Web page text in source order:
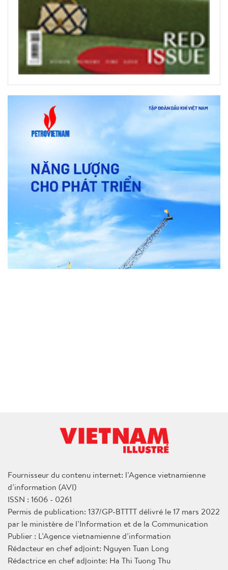
Fournisseur du contenu internet: l’Agence vietnamienne
d’information (AVI)
ISSN : 1606 - 0261
Permis de publication: 137/GP-BTTTT délivré le 17 mars 2022
par le ministère de l’Information et de la Communication
Publier : L’Agence vietnamienne d’information
Rédacteur en chef adjoint: Nguyen Tuan Long
Rédactrice en chef adjointe: Ha Thi Tuong Thu